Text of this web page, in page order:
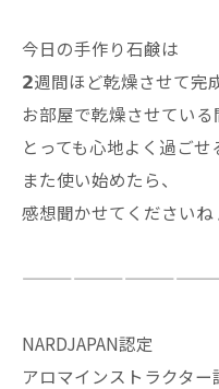
今日の手作り石鹸は
𝟮週間ほど乾燥させて完
お部屋で乾燥させている
とっても心地よく過ごせ
また使い始めたら、
感想聞かせてください
NARDJAPAN認定
アロマインストラクター